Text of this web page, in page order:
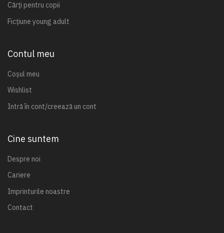
Cărți pentru copii
Ficțiune young adult
Contul meu
Coșul meu
Wishlist
Intră în cont/creează un cont
Cine suntem
Despre noi
Cariere
Imprinturile noastre
Contact